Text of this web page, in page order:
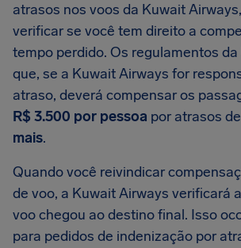
atrasos nos voos da Kuwait
verificar se você tem direito a
tempo perdido. Os regulamentos
que, se a Kuwait Airways for
atraso, deverá compensar os
R$ 3.500 por pessoa por atrasos de
mais.
Quando você reivindicar
de voo, a Kuwait Airways verificará
voo chegou ao destino final. Isso
para pedidos de indenização por